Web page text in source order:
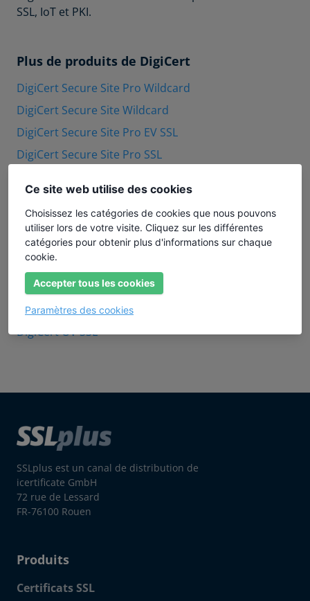
SSL, IoT et PKI.
Plus de produits de DigiCert
DigiCert Secure Site Pro Wildcard
DigiCert Secure Site Wildcard
DigiCert Secure Site Pro EV SSL
DigiCert Secure Site Pro SSL
DigiCert OV SSL Wildcard
DigiCert Secure Site EV
DigiCert Document Signing - Organization (2000)
DigiCert Document Signing - Individual (2000)
DigiCert Secure Site OV
DigiCert EV SSL
DigiCert OV SSL
SSLplus est un canal de distribution de
icertificate GmbH
72 rue de Lessard
FR-76100 Rouen
Produits
Certificats SSL
Ce site web utilise des cookies
Choisissez les catégories de cookies que nous pouvons
utiliser lors de votre visite. Cliquez sur les différentes
catégories pour obtenir plus d'informations sur chaque
cookie.
Accepter tous les cookies
Paramètres des cookies